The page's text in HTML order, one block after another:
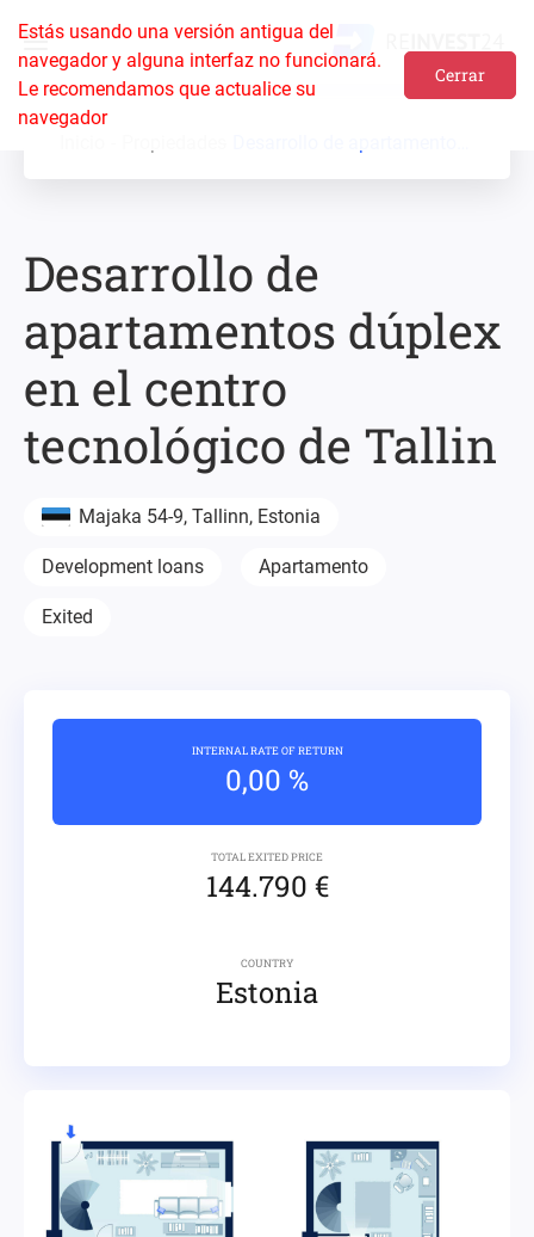
Estás usando una versión antigua del
navegador y alguna interfaz no funcionará.
Le recomendamos que actualice su
navegador
Cerrar
Desarrollo de
apartamentos dúplex
en el centro
tecnológico de Tallin
Majaka 54-9, Tallinn, Estonia
Development loans Apartamento
Exited
INTERNAL RATE OF RETURN
0,00 %
TOTAL EXITED PRICE
144.790 €
COUNTRY
Estonia